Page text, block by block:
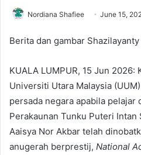
Nordiana Shafiee June 15,
Berita dan gambar
KUALA LUMPUR, 15 Jun
Universiti Utara Malaysia
persada negara apabila pelajar
Perakaunan Tunku Puteri Intan
Aaisya Nor Akbar telah
anugerah berprestij, National